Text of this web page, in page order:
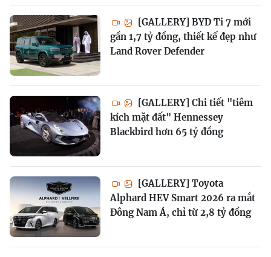
[GALLERY] BYD Ti 7 mới
gần 1,7 tỷ đồng, thiết kế đẹp như
Land Rover Defender
[GALLERY] Chi tiết "tiêm
kích mặt đất" Hennessey
Blackbird hơn 65 tỷ đồng
[GALLERY] Toyota
Alphard HEV Smart 2026 ra mắt
Đông Nam Á, chỉ từ 2,8 tỷ đồng